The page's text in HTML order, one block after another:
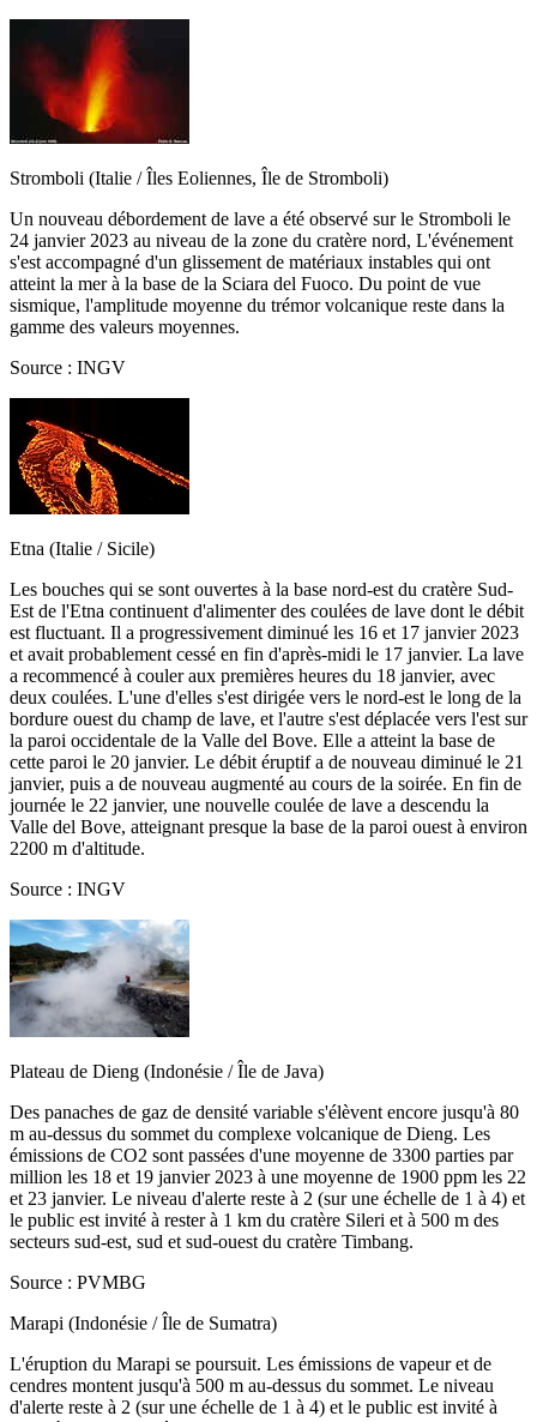
Stromboli (Italie / Îles Eoliennes, Île de Stromboli)
Un nouveau débordement de lave a été observé sur le Stromboli le
24 janvier 2023 au niveau de la zone du cratère nord, L'événement
s'est accompagné d'un glissement de matériaux instables qui ont
atteint la mer à la base de la Sciara del Fuoco. Du point de vue
sismique, l'amplitude moyenne du trémor volcanique reste dans la
gamme des valeurs moyennes.
Source : INGV
Etna (Italie / Sicile)
Les bouches qui se sont ouvertes à la base nord-est du cratère Sud-
Est de l'Etna continuent d'alimenter des coulées de lave dont le débit
est fluctuant. Il a progressivement diminué les 16 et 17 janvier 2023
et avait probablement cessé en fin d'après-midi le 17 janvier. La lave
a recommencé à couler aux premières heures du 18 janvier, avec
deux coulées. L'une d'elles s'est dirigée vers le nord-est le long de la
bordure ouest du champ de lave, et l'autre s'est déplacée vers l'est sur
la paroi occidentale de la Valle del Bove. Elle a atteint la base de
cette paroi le 20 janvier. Le débit éruptif a de nouveau diminué le 21
janvier, puis a de nouveau augmenté au cours de la soirée. En fin de
journée le 22 janvier, une nouvelle coulée de lave a descendu la
Valle del Bove, atteignant presque la base de la paroi ouest à environ
2200 m d'altitude.
Source : INGV
Plateau de Dieng (Indonésie / Île de Java)
Des panaches de gaz de densité variable s'élèvent encore jusqu'à 80
m au-dessus du sommet du complexe volcanique de Dieng. Les
émissions de CO2 sont passées d'une moyenne de 3300 parties par
million les 18 et 19 janvier 2023 à une moyenne de 1900 ppm les 22
et 23 janvier. Le niveau d'alerte reste à 2 (sur une échelle de 1 à 4) et
le public est invité à rester à 1 km du cratère Sileri et à 500 m des
secteurs sud-est, sud et sud-ouest du cratère Timbang.
Source : PVMBG
Marapi (Indonésie / Île de Sumatra)
L'éruption du Marapi se poursuit. Les émissions de vapeur et de
cendres montent jusqu'à 500 m au-dessus du sommet. Le niveau
d'alerte reste à 2 (sur une échelle de 1 à 4) et le public est invité à